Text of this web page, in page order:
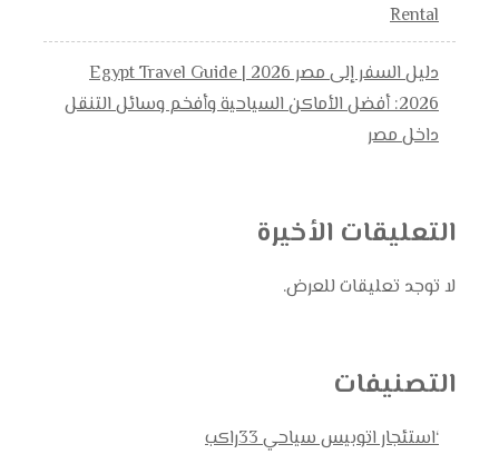
Rental
دليل السفر إلى مصر 2026 | Egypt Travel Guide
2026: أفضل الأماكن السياحية وأفخم وسائل التنقل
داخل مصر
التعليقات الأخيرة
لا توجد تعليقات للعرض.
التصنيفات
‘استئجار اتوبيس سياحي 33راكب